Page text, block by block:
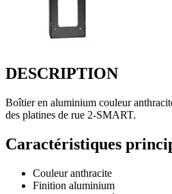
DESCRIPTION
Boîtier en aluminium couleur
des platines de rue 2-SMART.
Caractéristiques
Couleur anthracite
Finition aluminium